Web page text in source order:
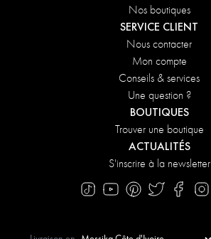
Nos boutiques
SERVICE CLIENT
Nous contacter
Mon compte
Conseils & services
Une question ?
BOUTIQUES
Trouver une boutique
ACTUALITÉS
S'inscrire à la newsletter